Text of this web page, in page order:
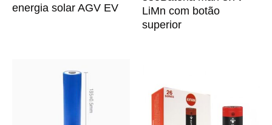
energia solar AGV EV
LiMn com botão
superior